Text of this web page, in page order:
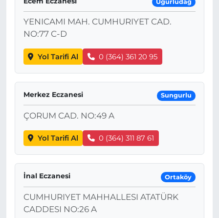
Uğurludağ
YENICAMI MAH. CUMHURIYET CAD.
NO:77 C-D
Yol Tarifi Al 0 (364) 361 20 95
Merkez Eczanesi Sungurlu
ÇORUM CAD. NO:49 A
Yol Tarifi Al 0 (364) 311 87 61
İnal Eczanesi Ortaköy
CUMHURIYET MAHHALLESI ATATÜRK
CADDESI NO:26 A